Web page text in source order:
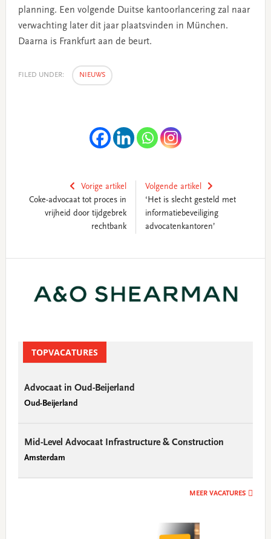
planning. Een volgende Duitse kantoorlancering zal naar
verwachting later dit jaar plaatsvinden in München.
Daarna is Frankfurt aan de beurt.
FILED UNDER: NIEUWS
Vorige artikel
Coke-advocaat tot proces in
vrijheid door tijdgebrek
rechtbank
Volgende artikel
‘Het is slecht gesteld met
informatiebeveiliging
advocatenkantoren’
TOPVACATURES
Advocaat in Oud-Beijerland
Oud-Beijerland
Mid-Level Advocaat Infrastructure & Construction
Amsterdam
MEER VACATURES